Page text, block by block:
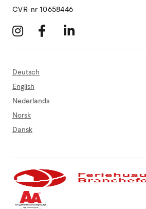
CVR-nr 10658446
Deutsch
English
Nederlands
Norsk
Dansk